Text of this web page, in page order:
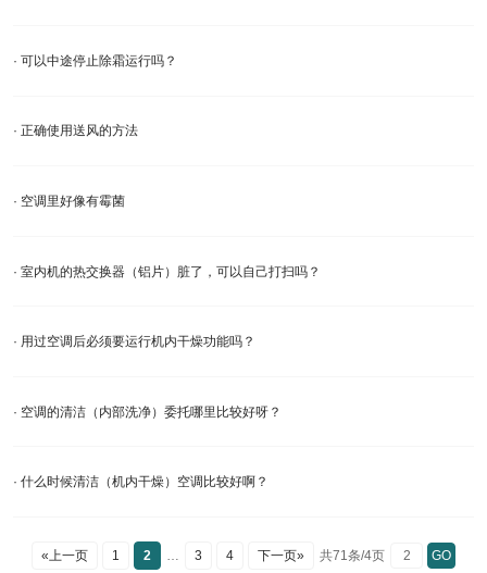
· 可以中途停止除霜运行吗？
· 正确使用送风的方法
· 空调里好像有霉菌
· 室内机的热交换器（铝片）脏了，可以自己打扫吗？
· 用过空调后必须要运行机内干燥功能吗？
· 空调的清洁（内部洗净）委托哪里比较好呀？
· 什么时候清洁（机内干燥）空调比较好啊？
«上一页 1 2 … 3 4 下一页» 共71条/4页